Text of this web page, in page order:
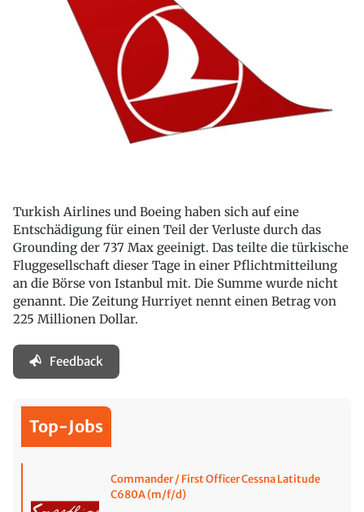
Turkish Airlines und Boeing haben sich auf eine
Entschädigung für einen Teil der Verluste durch das
Grounding der 737 Max geeinigt. Das teilte die türkische
Fluggesellschaft dieser Tage in einer Pflichtmitteilung
an die Börse von Istanbul mit. Die Summe wurde nicht
genannt. Die Zeitung Hurriyet nennt einen Betrag von
225 Millionen Dollar.
Feedback
Top-Jobs
Commander / First Officer Cessna Latitude
C680A (m/f/d)